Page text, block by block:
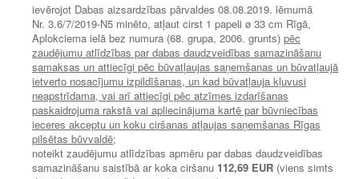
ievērojot Dabas aizsardzības pārvaldes 08.08.2019. lēmumā
Nr. 3.6/7/2019-N5 minēto, atļaut cirst 1 papeli ø 33 cm Rīgā,
Aplokciema ielā bez numura (68. grupa, 2006. grunts) pēc
zaudējumu atlīdzības par dabas daudzveidības samazināšanu
samaksas un attiecīgi pēc būvatļaujas saņemšanas un būvatļaujā
ietverto nosacījumu izpildīšanas, un kad būvatļauja kļuvusi
neapstrīdama, vai arī attiecīgi pēc atzīmes izdarīšanas
paskaidrojuma rakstā vai apliecinājuma kartē par būvniecības
ieceres akceptu un koku ciršanas atļaujas saņemšanas Rīgas
pilsētas būvvaldē;
noteikt zaudējumu atlīdzības apmēru par dabas daudzveidības
samazināšanu saistībā ar koka ciršanu 112,69 EUR (viens simts